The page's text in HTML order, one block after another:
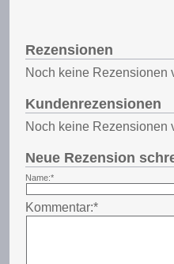
Rezensionen
Noch keine Rezensionen
Kundenrezensionen
Noch keine Rezensionen
Neue Rezension
Name:*
Kommentar:*